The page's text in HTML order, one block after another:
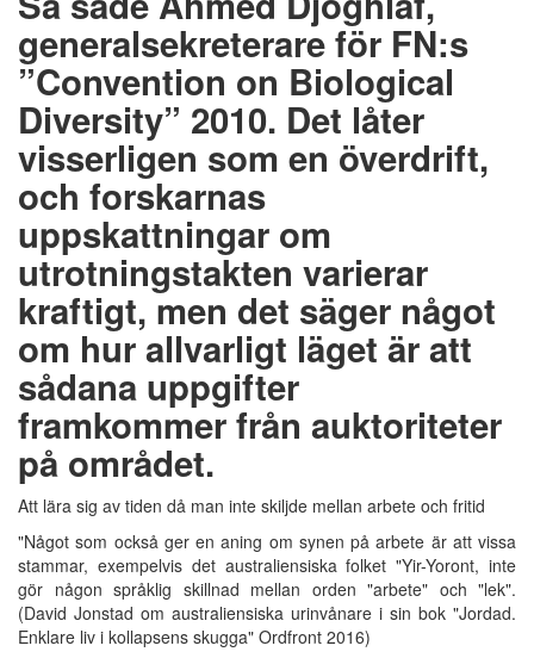
generalsekreterare för FN:s
”Convention on Biological
Diversity” 2010. Det låter
visserligen som en överdrift,
och forskarnas
uppskattningar om
utrotningstakten varierar
kraftigt, men det säger något
om hur allvarligt läget är att
sådana uppgifter
framkommer från auktoriteter
på området.
Att lära sig av tiden då man inte skiljde mellan arbete och fritid
"Något som också ger en aning om synen på arbete är att vissa
stammar, exempelvis det australiensiska folket "Yir-Yoront, inte
gör någon språklig skillnad mellan orden "arbete" och "lek".
(David Jonstad om australiensiska urinvånare i sin bok "Jordad.
Enklare liv i kollapsens skugga" Ordfront 2016)